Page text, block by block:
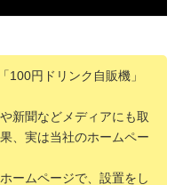
円ドリンク自販機」
新聞などメディアにも取
、実は当社のホームペー
ームページで、設置をし